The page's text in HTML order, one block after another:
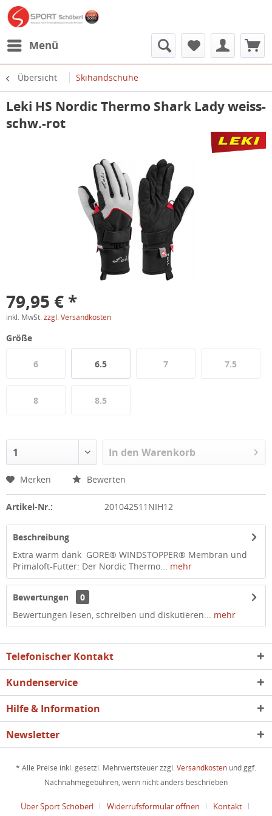
Menü
Übersicht Skihandschuhe
Leki HS Nordic Thermo Shark Lady weiss-
schw.-rot
79,95 € *
inkl. MwSt. zzgl. Versandkosten
Größe
6 6.5 7 7.5
8 8.5
In den Warenkorb
Merken Bewerten
Artikel-Nr.: 201042511NIH12
Beschreibung
Extra warm dank GORE® WINDSTOPPER® Membran und
Primaloft-Futter: Der Nordic Thermo... mehr
Bewertungen
0
Bewertungen lesen, schreiben und diskutieren... mehr
Telefonischer Kontakt
Kundenservice
Hilfe & Information
Newsletter
* Alle Preise inkl. gesetzl. Mehrwertsteuer zzgl. Versandkosten und ggf.
Nachnahmegebühren, wenn nicht anders beschrieben
Über Sport Schöberl Widerrufsformular öffnen Kontakt